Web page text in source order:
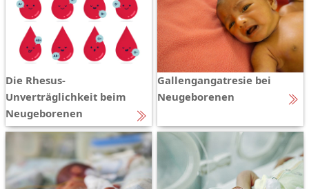
Die Rhesus-
Unverträglichkeit beim
Neugeborenen
Gallengangatresie bei
Neugeborenen